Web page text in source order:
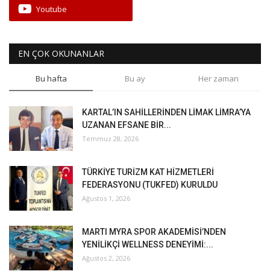
Youtube
EN ÇOK OKUNANLAR
Bu hafta Bu ay Her zaman
KARTAL’IN SAHİLLERİNDEN LİMAK LİMRA’YA
UZANAN EFSANE BİR...
Temmuz 28, 2026
TÜRKİYE TURİZM KAT HİZMETLERİ
FEDERASYONU (TUKFED) KURULDU
Ağustos 1, 2026
MARTI MYRA SPOR AKADEMİSİ’NDEN
YENİLİKÇİ WELLNESS DENEYİMİ:...
Ağustos 2, 2026